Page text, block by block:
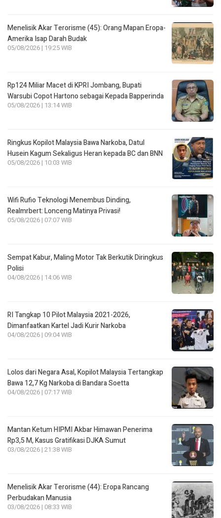
Menelisik Akar Terorisme (45): Orang Mapan Eropa-
Amerika Isap Darah Budak
05/08/2026 | 19:25 WIB
Rp124 Miliar Macet di KPRI Jombang, Bupati
Warsubi Copot Hartono sebagai Kepada Bapperinda
05/08/2026 | 13:14 WIB
Ringkus Kopilot Malaysia Bawa Narkoba, Datul
Husein Kagum Sekaligus Heran kepada BC dan BNN
05/08/2026 | 10:03 WIB
Wifi Rufio Teknologi Menembus Dinding,
Realmrbert: Lonceng Matinya Privasi!
05/08/2026 | 07:07 WIB
Sempat Kabur, Maling Motor Tak Berkutik Diringkus
Polisi
04/08/2026 | 14:06 WIB
RI Tangkap 10 Pilot Malaysia 2021-2026,
Dimanfaatkan Kartel Jadi Kurir Narkoba
04/08/2026 | 09:04 WIB
Lolos dari Negara Asal, Kopilot Malaysia Tertangkap
Bawa 12,7 Kg Narkoba di Bandara Soetta
04/08/2026 | 07:17 WIB
Mantan Ketum HIPMI Akbar Himawan Penerima
Rp3,5 M, Kasus Gratifikasi DJKA Sumut
03/08/2026 | 21:38 WIB
Menelisik Akar Terorisme (44): Eropa Rancang
Perbudakan Manusia
03/08/2026 | 08:33 WIB